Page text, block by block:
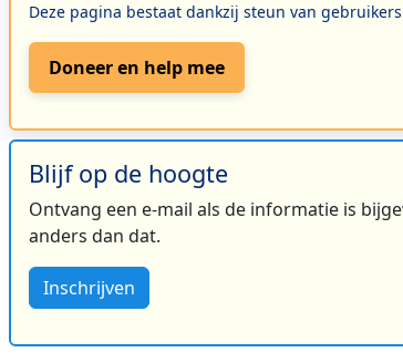
Deze pagina bestaat dankzij steun van
Doneer en help mee
Blijf op de hoogte
Ontvang een e-mail als de informatie is
anders dan dat.
Inschrijven